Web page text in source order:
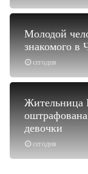
сегодня
Молодой
знакомого в
сегодня
Жительница
оштрафована
девочки